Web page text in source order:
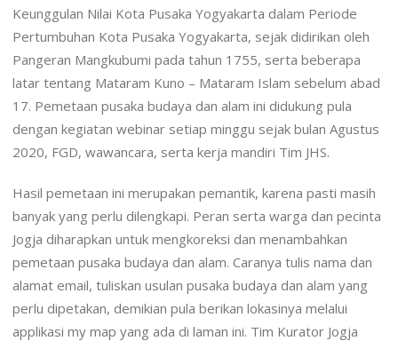
Keunggulan Nilai Kota Pusaka Yogyakarta dalam Periode
Pertumbuhan Kota Pusaka Yogyakarta, sejak didirikan oleh
Pangeran Mangkubumi pada tahun 1755, serta beberapa
latar tentang Mataram Kuno – Mataram Islam sebelum abad
17. Pemetaan pusaka budaya dan alam ini didukung pula
dengan kegiatan webinar setiap minggu sejak bulan Agustus
2020, FGD, wawancara, serta kerja mandiri Tim JHS.
Hasil pemetaan ini merupakan pemantik, karena pasti masih
banyak yang perlu dilengkapi. Peran serta warga dan pecinta
Jogja diharapkan untuk mengkoreksi dan menambahkan
pemetaan pusaka budaya dan alam. Caranya tulis nama dan
alamat email, tuliskan usulan pusaka budaya dan alam yang
perlu dipetakan, demikian pula berikan lokasinya melalui
applikasi my map yang ada di laman ini. Tim Kurator Jogja